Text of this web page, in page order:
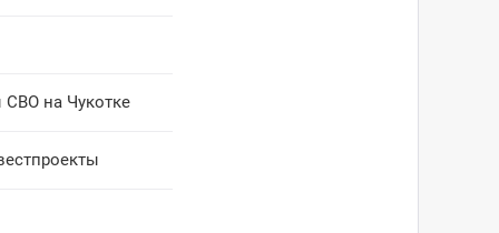
СВО на Чукотке